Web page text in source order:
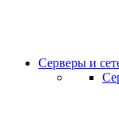
Серверы и